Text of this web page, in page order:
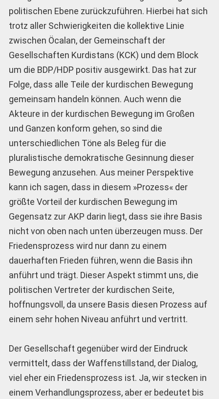
politischen Ebene zurückzuführen. Hierbei hat sich
trotz aller Schwierigkeiten die kollektive Linie
zwischen Öcalan, der Gemeinschaft der
Gesellschaften Kurdistans (KCK) und dem Block
um die BDP/HDP positiv ausgewirkt. Das hat zur
Folge, dass alle Teile der kurdischen Bewegung
gemeinsam handeln können. Auch wenn die
Akteure in der kurdischen Bewegung im Großen
und Ganzen konform gehen, so sind die
unterschiedlichen Töne als Beleg für die
pluralistische demokratische Gesinnung dieser
Bewegung anzusehen. Aus meiner Perspektive
kann ich sagen, dass in diesem »Prozess« der
größte Vorteil der kurdischen Bewegung im
Gegensatz zur AKP darin liegt, dass sie ihre Basis
nicht von oben nach unten überzeugen muss. Der
Friedensprozess wird nur dann zu einem
dauerhaften Frieden führen, wenn die Basis ihn
anführt und trägt. Dieser Aspekt stimmt uns, die
politischen Vertreter der kurdischen Seite,
hoffnungsvoll, da unsere Basis diesen Prozess auf
einem sehr hohen Niveau anführt und vertritt.
Der Gesellschaft gegenüber wird der Eindruck
vermittelt, dass der Waffenstillstand, der Dialog,
viel eher ein Friedensprozess ist. Ja, wir stecken in
einem Verhandlungsprozess, aber er bedeutet bis